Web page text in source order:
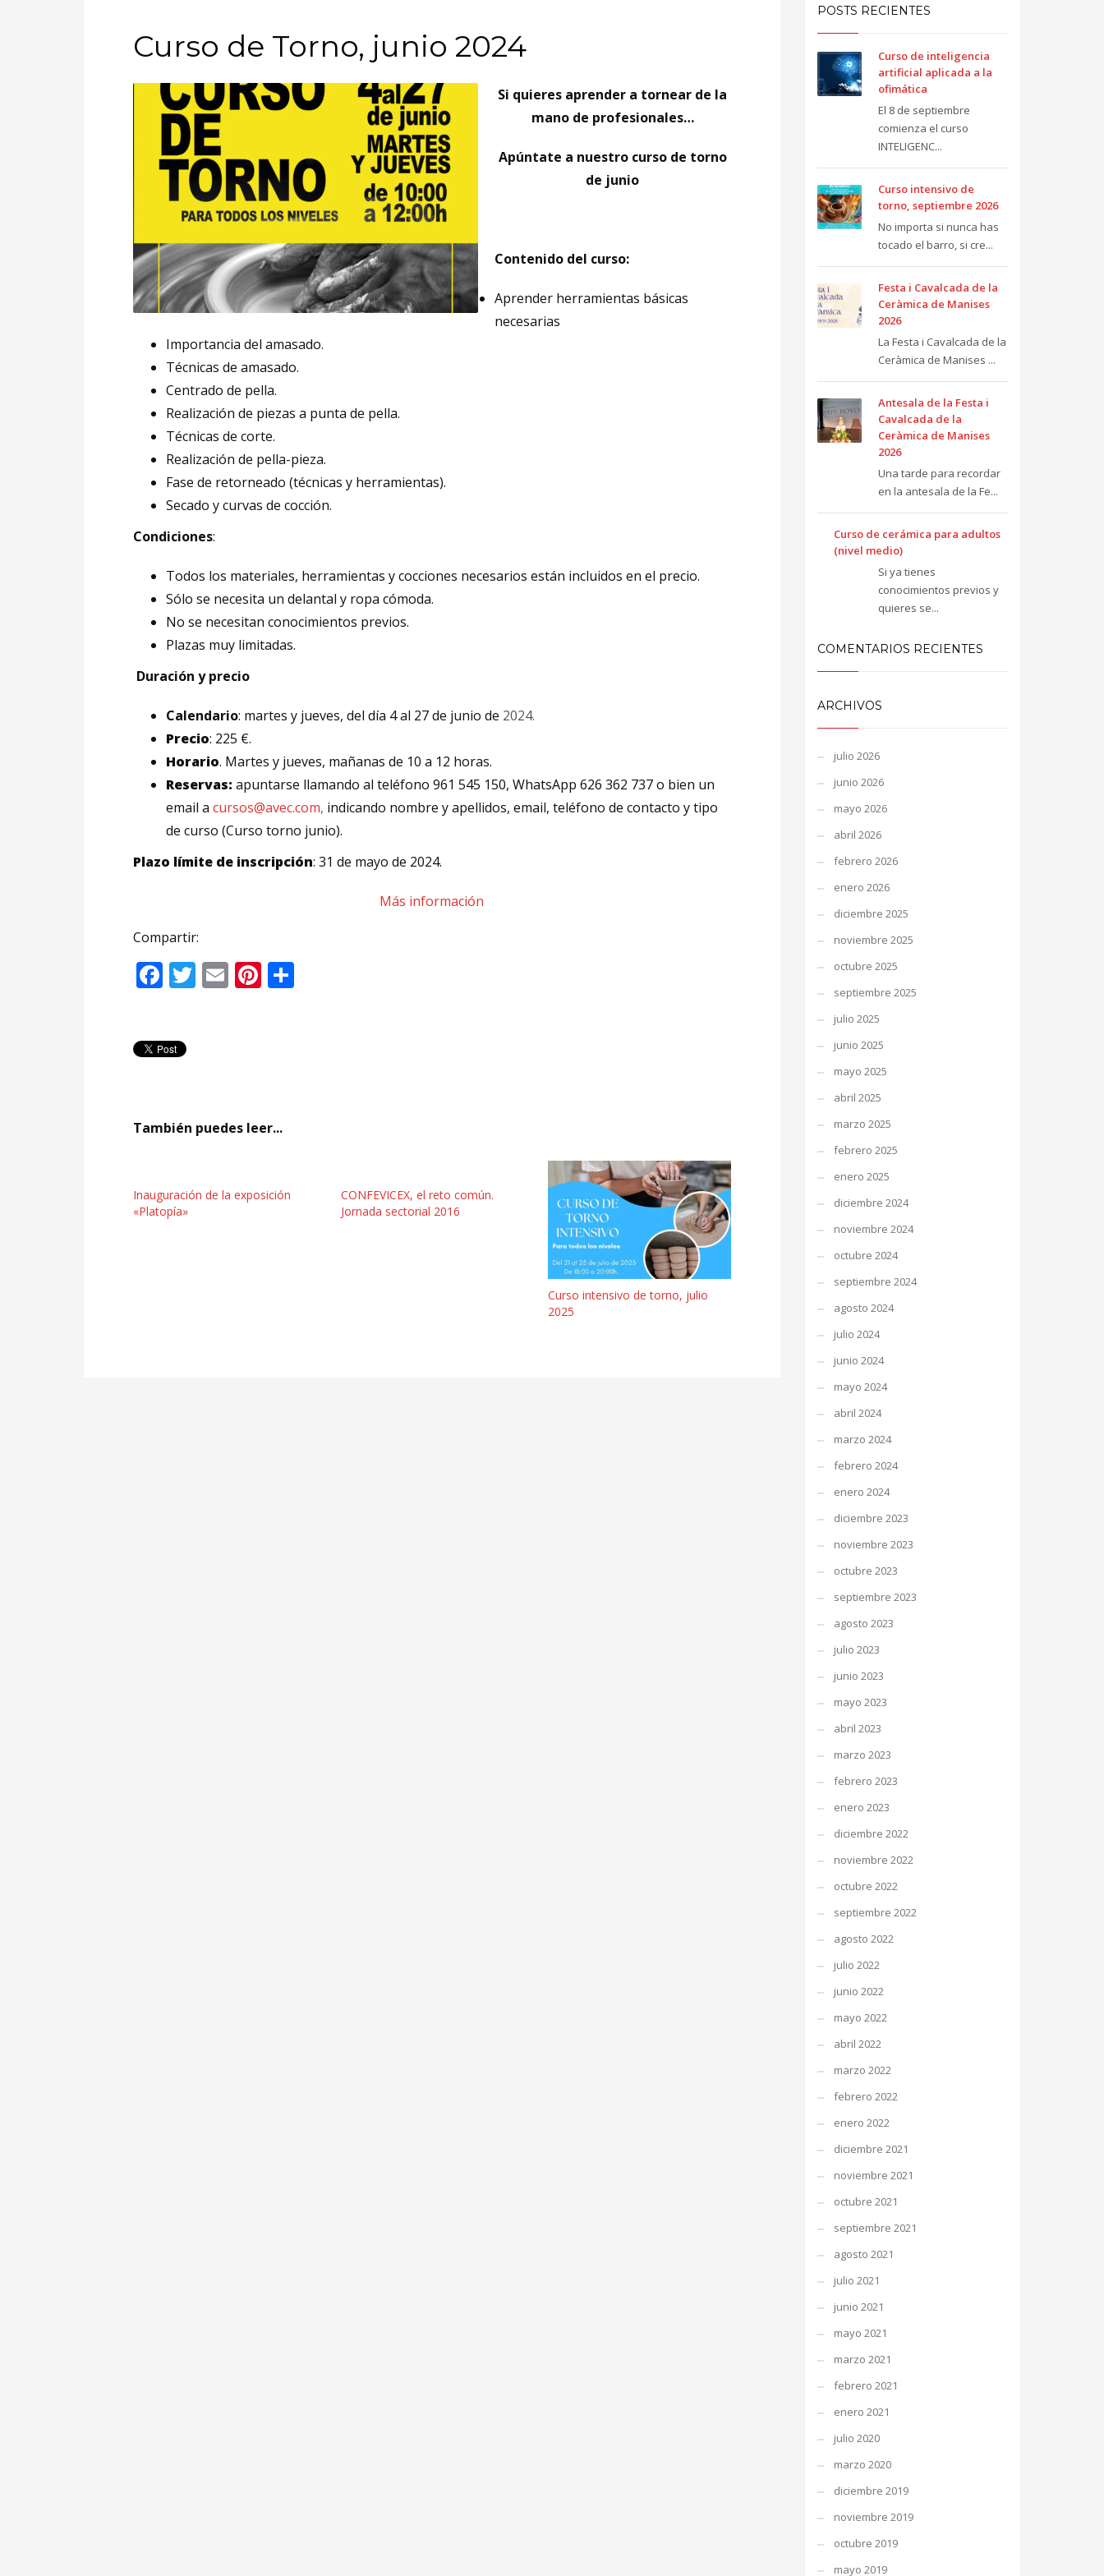
Curso de Torno, junio 2024
Si quieres aprender a tornear de la
mano de profesionales…
Apúntate a nuestro curso de torno
de junio
Contenido del curso:
Aprender herramientas básicas
necesarias
Importancia del amasado.
Técnicas de amasado.
Centrado de pella.
Realización de piezas a punta de pella.
Técnicas de corte.
Realización de pella-pieza.
Fase de retorneado (técnicas y herramientas).
Secado y curvas de cocción.
Condiciones:
Todos los materiales, herramientas y cocciones necesarios están incluidos en el precio.
Sólo se necesita un delantal y ropa cómoda.
No se necesitan conocimientos previos.
Plazas muy limitadas.
Duración y precio
Calendario: martes y jueves, del día 4 al 27 de junio de 2024.
Precio: 225 €.
Horario. Martes y jueves, mañanas de 10 a 12 horas.
Reservas: apuntarse llamando al teléfono 961 545 150, WhatsApp 626 362 737 o bien un
email a cursos@avec.com, indicando nombre y apellidos, email, teléfono de contacto y tipo
de curso (Curso torno junio).
Plazo límite de inscripción: 31 de mayo de 2024.
Más información
Compartir:
Facebook
Twitter
EmailPinterest
También puedes leer...
Inauguración de la exposición
«Platopía»
CONFEVICEX, el reto común.
Jornada sectorial 2016
Curso intensivo de torno, julio
2025
POSTS RECIENTES
Curso de inteligencia
artificial aplicada a la
ofimática
El 8 de septiembre
comienza el curso
INTELIGENC...
Curso intensivo de
torno, septiembre 2026
No importa si nunca has
tocado el barro, si cre...
Festa i Cavalcada de la
Ceràmica de Manises
2026
La Festa i Cavalcada de la
Ceràmica de Manises ...
Antesala de la Festa i
Cavalcada de la
Ceràmica de Manises
2026
Una tarde para recordar
en la antesala de la Fe...
Curso de cerámica para adultos
(nivel medio)
Si ya tienes
conocimientos previos y
quieres se...
COMENTARIOS RECIENTES
ARCHIVOS
julio 2026
junio 2026
mayo 2026
abril 2026
febrero 2026
enero 2026
diciembre 2025
noviembre 2025
octubre 2025
septiembre 2025
julio 2025
junio 2025
mayo 2025
abril 2025
marzo 2025
febrero 2025
enero 2025
diciembre 2024
noviembre 2024
octubre 2024
septiembre 2024
agosto 2024
julio 2024
junio 2024
mayo 2024
abril 2024
marzo 2024
febrero 2024
enero 2024
diciembre 2023
noviembre 2023
octubre 2023
septiembre 2023
agosto 2023
julio 2023
junio 2023
mayo 2023
abril 2023
marzo 2023
febrero 2023
enero 2023
diciembre 2022
noviembre 2022
octubre 2022
septiembre 2022
agosto 2022
julio 2022
junio 2022
mayo 2022
abril 2022
marzo 2022
febrero 2022
enero 2022
diciembre 2021
noviembre 2021
octubre 2021
septiembre 2021
agosto 2021
julio 2021
junio 2021
mayo 2021
marzo 2021
febrero 2021
enero 2021
julio 2020
marzo 2020
diciembre 2019
noviembre 2019
octubre 2019
mayo 2019